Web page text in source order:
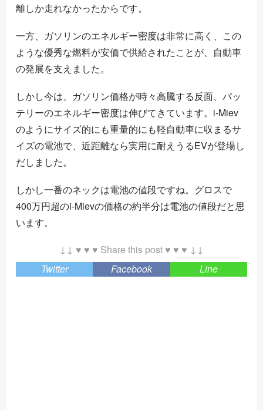
離しか走れなかったからです。
一方、ガソリンのエネルギー密度は非常に高く、この
ような優秀な燃料が安価で供給されたことが、自動車
の発展を支えました。
しかし今は、ガソリン価格が時々高騰する反面、バッ
テリーのエネルギー密度は伸びてきています。i-Miev
のようにサイズ的にも重量的にも軽自動車に収まるサ
イズの電池で、近距離なら実用に耐えうるEVが登場し
だしました。
しかし一番のネックは電池の値段ですね。グロスで
400万円超のi-Mievの価格の約半分は電池の値段だと思
います。
↓↓ ♥ ♥ ♥ Share this post ♥ ♥ ♥ ↓↓
Twitter
Facebook Line